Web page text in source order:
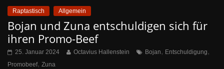
Raptastisch Allgemein
Bojan und Zuna entschuldigen sich für
ihren Promo-Beef
25. Januar 2024 Octavius Hallenstein Bojan, Entschuldigung,
Promobeef, Zuna